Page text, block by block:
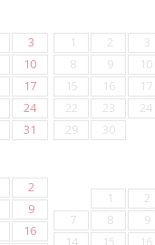
3
10
17
24
31
1
2 3
8
9 10
15
16 17
22
23 24
29
30
2
9
16
1
2
7
8 9
14
15 16